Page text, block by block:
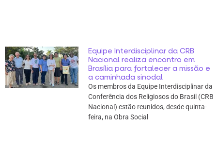
Equipe Interdisciplinar da CRB
Nacional realiza encontro em
Brasília para fortalecer a missão e
a caminhada sinodal
Os membros da Equipe Interdisciplinar da
Conferência dos Religiosos do Brasil (CRB
Nacional) estão reunidos, desde quinta-
feira, na Obra Social